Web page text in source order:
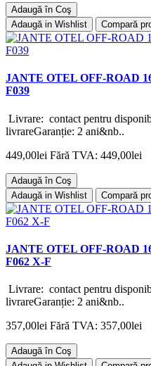
Adaugă în Coş
Adaugă in Wishlist
Compară
JANTE OTEL OFF-ROAD
F039
Livrare: contact pentru
livrareGaranție: 2 ani&nb..
449,00lei Fără TVA: 449,00lei
Adaugă în Coş
Adaugă in Wishlist
Compară
JANTE OTEL OFF-ROAD
F062 X-F
Livrare: contact pentru
livrareGaranție: 2 ani&nb..
357,00lei Fără TVA: 357,00lei
Adaugă în Coş